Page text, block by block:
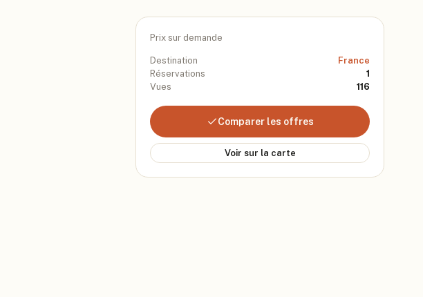
Prix sur demande
Destination
France
Réservations
1
Vues
116
Comparer les offres
Voir sur la carte